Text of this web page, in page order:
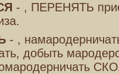
- , ПЕРЕНЯТЬ
- ,
добыть